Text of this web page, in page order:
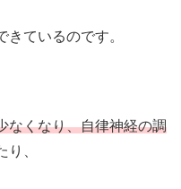
きているのです。
なくなり、自律神経の調
り、